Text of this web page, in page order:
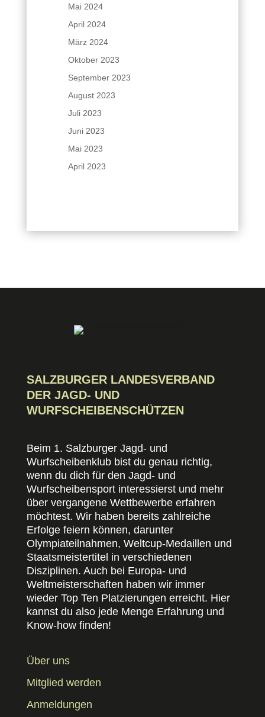
Mai 2024
April 2024
März 2024
Oktober 2023
September 2023
August 2023
Juli 2023
Juni 2023
Mai 2023
April 2023
SALZBURGER LANDESVERBAND
DER JAGD- UND
WURFSCHEIBENSCHÜTZEN
Beim 1. Salzburger Jagd- und
Wurfscheibenklub bist du genau richtig,
wenn du dich für den Jagd- und
Wurfscheibensport interessierst und mehr
über vergangene Wettbewerbe erfahren
möchtest. Wir haben bereits zahlreiche
Erfolge feiern können, darunter
Olympiateilnahmen, Weltcup-Medaillen und
Staatsmeistertitel in verschiedenen
Disziplinen. Auch bei Europa- und
Weltmeisterschaften haben wir immer
wieder Top Ten Platzierungen erreicht. Hier
kannst du also jede Menge Erfahrung und
Know-how finden!
Über uns
Mitglied werden
Anmeldungen